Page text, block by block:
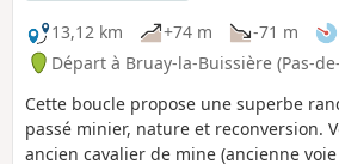
13,12 km
+74 m -71 m
Départ à Bruay-la-Buissière (Pas-
Cette boucle propose une superbe
passé minier, nature et reconversion.
ancien cavalier de mine (ancienne